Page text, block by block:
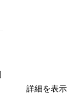
詳細を表示